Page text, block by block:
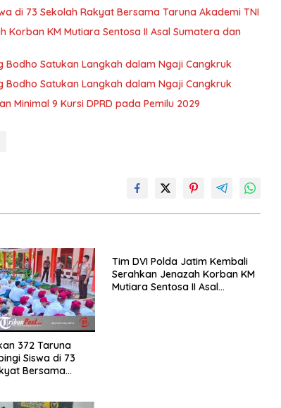
di 73 Sekolah Rakyat Bersama Taruna Akademi TNI
Korban KM Mutiara Sentosa II Asal Sumatera dan
Bodho Satukan Langkah dalam Ngaji Cangkruk
Bodho Satukan Langkah dalam Ngaji Cangkruk
Minimal 9 Kursi DPRD pada Pemilu 2029
372 Taruna
Siswa di 73
Bersama
Tim DVI Polda Jatim Kembali
Serahkan Jenazah Korban KM
Mutiara Sentosa II Asal